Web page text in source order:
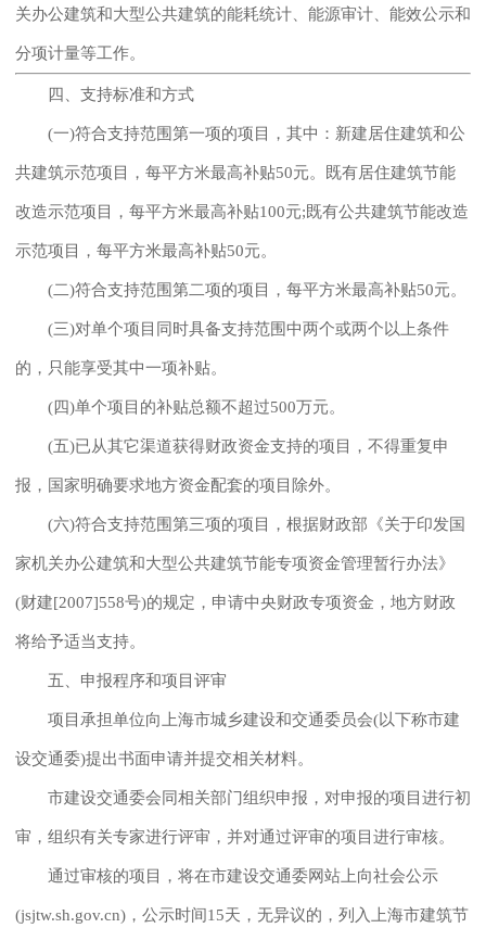
关办公建筑和大型公共建筑的能耗统计、能源审计、能效公示和
分项计量等工作。
四、支持标准和方式
(一)符合支持范围第一项的项目，其中：新建居住建筑和公
共建筑示范项目，每平方米最高补贴50元。既有居住建筑节能
改造示范项目，每平方米最高补贴100元;既有公共建筑节能改造
示范项目，每平方米最高补贴50元。
(二)符合支持范围第二项的项目，每平方米最高补贴50元。
(三)对单个项目同时具备支持范围中两个或两个以上条件
的，只能享受其中一项补贴。
(四)单个项目的补贴总额不超过500万元。
(五)已从其它渠道获得财政资金支持的项目，不得重复申
报，国家明确要求地方资金配套的项目除外。
(六)符合支持范围第三项的项目，根据财政部《关于印发国
家机关办公建筑和大型公共建筑节能专项资金管理暂行办法》
(财建[2007]558号)的规定，申请中央财政专项资金，地方财政
将给予适当支持。
五、申报程序和项目评审
项目承担单位向上海市城乡建设和交通委员会(以下称市建
设交通委)提出书面申请并提交相关材料。
市建设交通委会同相关部门组织申报，对申报的项目进行初
审，组织有关专家进行评审，并对通过评审的项目进行审核。
通过审核的项目，将在市建设交通委网站上向社会公示
(jsjtw.sh.gov.cn)，公示时间15天，无异议的，列入上海市建筑节